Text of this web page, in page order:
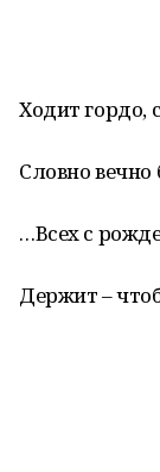
Ходит гордо,
Словно вечно
…Всех с
Держит –